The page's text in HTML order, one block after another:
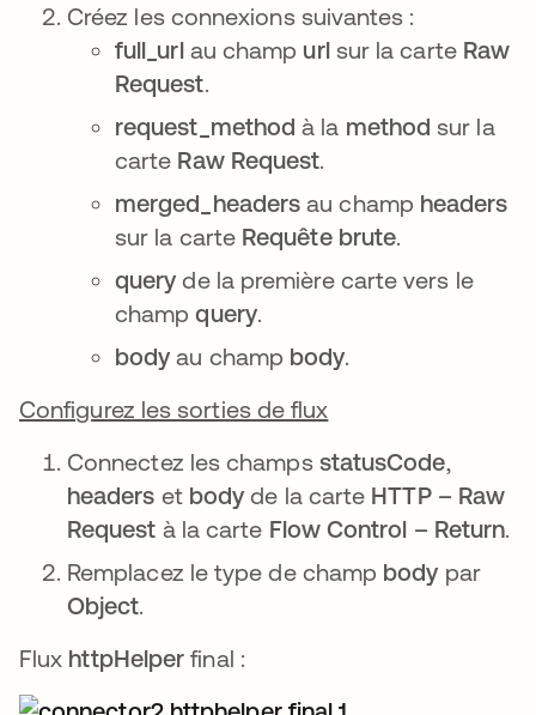
Créez les connexions suivantes :
full_url au champ urlsur la carte Raw
Request
request_method à la method sur la
carte Raw Request
merged_headers au champ headers
sur la carte Requête brute
query de la première carte vers le
champquery.
body au champ body
Configurez les sorties de flux
Connectez les champs statusCode
headers et body de la carte HTTP – Raw
Request à la carte Flow Control – Return
Remplacez le type de champ body par
Object
Flux httpHelper final :